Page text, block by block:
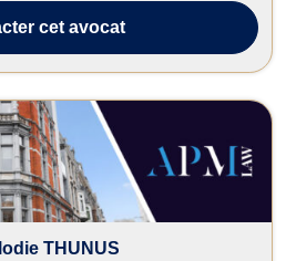
cet avocat
THUNUS